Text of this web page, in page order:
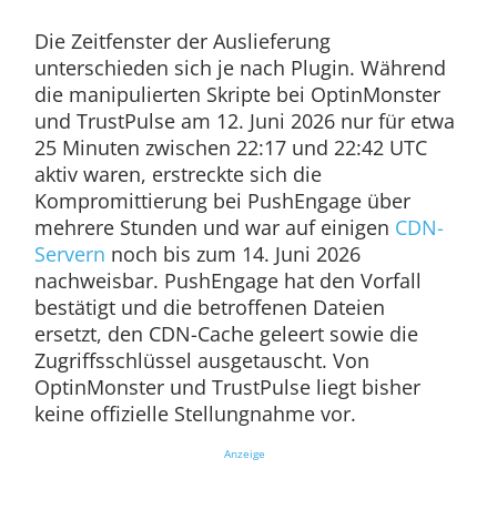
Die Zeitfenster der Auslieferung
unterschieden sich je nach Plugin. Während
die manipulierten Skripte bei OptinMonster
und TrustPulse am 12. Juni 2026 nur für etwa
25 Minuten zwischen 22:17 und 22:42 UTC
aktiv waren, erstreckte sich die
Kompromittierung bei PushEngage über
mehrere Stunden und war auf einigen CDN-
Servern noch bis zum 14. Juni 2026
nachweisbar. PushEngage hat den Vorfall
bestätigt und die betroffenen Dateien
ersetzt, den CDN-Cache geleert sowie die
Zugriffsschlüssel ausgetauscht. Von
OptinMonster und TrustPulse liegt bisher
keine offizielle Stellungnahme vor.
Anzeige